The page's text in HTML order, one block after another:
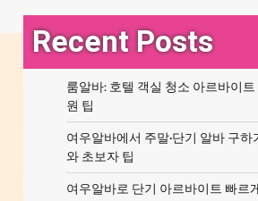
Recent Posts
룸알바: 호텔 객실 청소 아르바이
원 팁
여우알바에서 주말·단기 알바 구하
와 초보자 팁
여우알바로 단기 아르바이트 빠르